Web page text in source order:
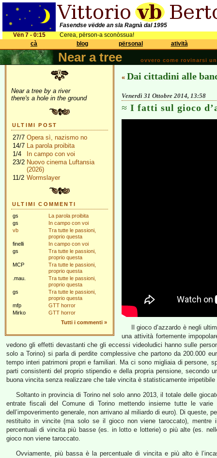
Fasendse vëdde an sla Ragnà dal 1995
Vën 7 - 0:15
Cerea, përson-a sconòssua!
cà
blog përsonal atività
Near a tree ovvero come rovinarsi
Near a tree by a river
there's a hole in the ground
ULTIMI POST
27/7 Opera sì, nazismo no
14/7 La parola proibita
1/4
In campo con voi
23/2 Nuovo cinema Luftansia
(2026)
11/2 Wormslayer
ULTIMI COMMENTI
gs
La parola proibita
gs
In campo con voi
vb
Tra tutte le passioni,
proprio questa
finelli
In campo con voi
gs
Tra tutte le passioni,
proprio questa
MCP
Tra tutte le passioni,
proprio questa
.mau.
Tra tutte le passioni,
proprio questa
gs
Tra tutte le passioni,
proprio questa
mfp
GTT horror
Mirko
GTT horror
Tutti i commenti »
« Dai cittadini alle
Venerdì 31 Ottobre 2014, 13:58
I fatti sul gioco
Il gioco d’azzardo è negli
una attività fortemente
vedono gli effetti devastanti che gli eccessi videoludici hanno sulle
solo a Torino) si parla di perdite complessive che partono da 200.000
tempo interi patrimoni propri e familiari. Ma ci sono migliaia di persone,
parti consistenti del proprio stipendio e della propria pensione, secondo
buona vincita senza realizzare che tale vincita è statisticamente
Soltanto in provincia di Torino nel solo anno 2013, il totale delle
entrate fiscali del Comune di Torino mettendo insieme tutte le varie
dell’impoverimento generale, non arrivano al miliardo di euro). Di queste,
restituito in vincite (ma solo se il gioco non viene taroccato),
percentuali di vincita più basse (es. in lotto e lotterie) o più alte (es.
gioco non viene taroccato.
Ovviamente, più bassa è la percentuale di vincita e più alto è